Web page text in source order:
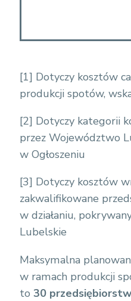
[1] Dotyczy kosztów
produkcji spotów,
[2] Dotyczy kategorii
przez Województwo
w Ogłoszeniu
[3] Dotyczy kosztów
zakwalifikowane
w działaniu,
Lubelskie
Maksymalna
w ramach produkcji
to 30